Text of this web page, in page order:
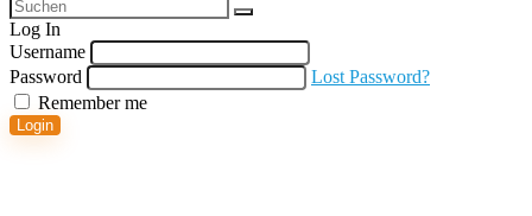
Log In
Username
Password
Lost Password?
Remember me
Login